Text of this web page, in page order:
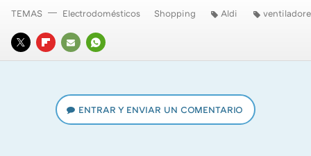
TWITTERFLIPBOARD
E-
WHATSAPP
TEMAS Electrodomésticos Shopping Aldi
ENTRAR Y ENVIAR UN COMENTARIO